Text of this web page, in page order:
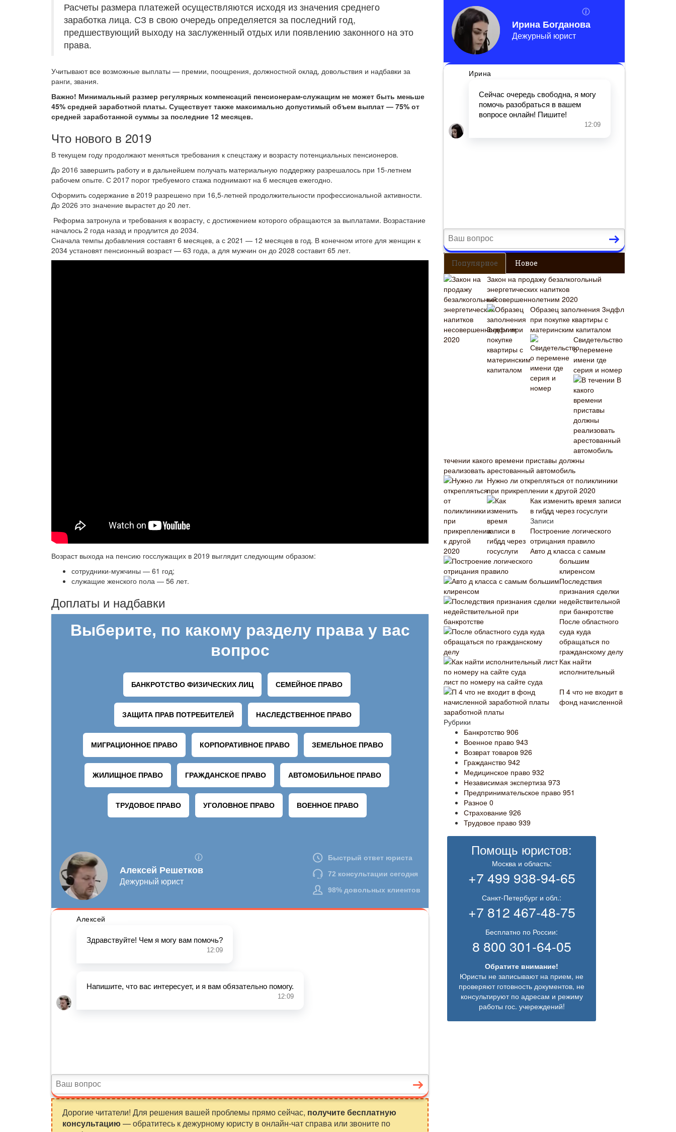
Расчеты размера платежей осуществляются исходя из значения среднего
заработка лица. СЗ в свою очередь определяется за последний год,
предшествующий выходу на заслуженный отдых или появлению законного на это
права.
Учитывают все возможные выплаты — премии, поощрения, должностной оклад, довольствия и надбавки за
ранги, звания.
Важно! Минимальный размер регулярных компенсаций пенсионерам-служащим не может быть меньше
45% средней заработной платы. Существует также максимально допустимый объем выплат — 75% от
средней заработанной суммы за последние 12 месяцев.
Что нового в 2019
В текущем году продолжают меняться требования к спецстажу и возрасту потенциальных пенсионеров.
До 2016 завершить работу и в дальнейшем получать материальную поддержку разрешалось при 15-летнем
рабочем опыте. С 2017 порог требуемого стажа поднимают на 6 месяцев ежегодно.
Оформить содержание в 2019 разрешено при 16,5-летней продолжительности профессиональной активности.
До 2026 это значение вырастет до 20 лет.
Реформа затронула и требования к возрасту, с достижением которого обращаются за выплатами. Возрастание
началось 2 года назад и продлится до 2034.
Сначала темпы добавления составят 6 месяцев, а с 2021 — 12 месяцев в год. В конечном итоге для женщин к
2034 установят пенсионный возраст — 63 года, а для мужчин он до 2028 составит 65 лет.
Возраст выхода на пенсию госслужащих в 2019 выглядит следующим образом:
сотрудники-мужчины — 61 год;
служащие женского пола — 56 лет.
Доплаты и надбавки
Дорогие читатели! Для решения вашей проблемы прямо сейчас, получите бесплатную
консультацию — обратитесь к дежурному юристу в онлайн-чат справа или звоните по
Популярное Новое
Закон на продажу безалкогольный
энергетических напитков
несовершеннолетним 2020
Образец заполнения 3ндфл
при покупке квартиры с
материнским капиталом
Свидетельство
о перемене
имени где
серия и номер
В
течении какого времени приставы должны
реализовать арестованный автомобиль
Нужно ли открепляться от поликлиники
при прикреплении к другой 2020
Как изменить время записи
в гибдд через госуслуги
Записи
Построение логического
отрицания правило
Авто д класса с самым
большим
клиренсом
Последствия
признания сделки
недействительной
при банкротстве
После областного
суда куда
обращаться по
гражданскому делу
Как найти
исполнительный
лист по номеру на сайте суда
П 4 что не входит в
фонд начисленной
заработной платы
Рубрики
Банкротство 906
Военное право 943
Возврат товаров 926
Гражданство 942
Медицинское право 932
Независимая экспертиза 973
Предпринимательское право 951
Разное 0
Страхование 926
Трудовое право 939
Помощь юристов:
Москва и область:
+7 499 938-94-65
Санкт-Петербург и обл.:
+7 812 467-48-75
Бесплатно по России:
8 800 301-64-05
Обратите внимание!
Юристы не записывают на прием, не
проверяют готовность документов, не
консультируют по адресам и режиму
работы гос. учереждений!